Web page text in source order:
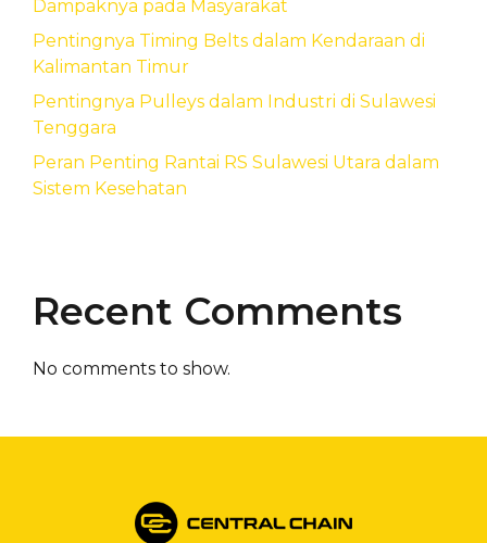
Dampaknya pada Masyarakat
Pentingnya Timing Belts dalam Kendaraan di
Kalimantan Timur
Pentingnya Pulleys dalam Industri di Sulawesi
Tenggara
Peran Penting Rantai RS Sulawesi Utara dalam
Sistem Kesehatan
Recent Comments
No comments to show.